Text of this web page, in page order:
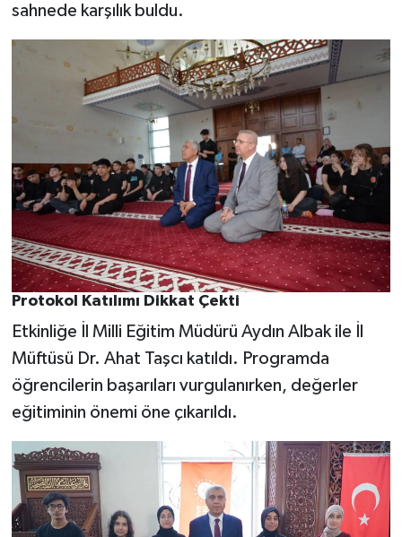
sahnede karşılık buldu.
Protokol Katılımı Dikkat Çekti
Etkinliğe İl Milli Eğitim Müdürü Aydın Albak ile İl
Müftüsü Dr. Ahat Taşcı katıldı. Programda
öğrencilerin başarıları vurgulanırken, değerler
eğitiminin önemi öne çıkarıldı.